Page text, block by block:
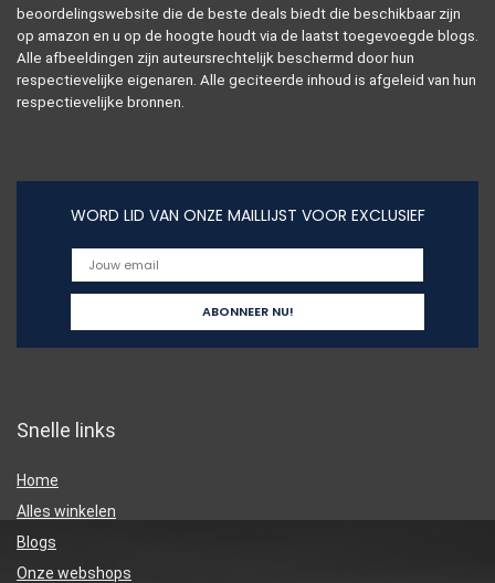
beoordelingswebsite die de beste deals biedt die beschikbaar zijn
op amazon en u op de hoogte houdt via de laatst toegevoegde blogs.
Alle afbeeldingen zijn auteursrechtelijk beschermd door hun
respectievelijke eigenaren. Alle geciteerde inhoud is afgeleid van hun
respectievelijke bronnen.
WORD LID VAN ONZE MAILLIJST VOOR EXCLUSIEF
Snelle links
Home
Alles winkelen
Blogs
Onze webshops